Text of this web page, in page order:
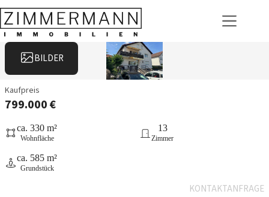
Inhalt
springen
BILDER
Kaufpreis
799.000 €
ca. 330 m²
Wohnfläche
13
Zimmer
ca. 585 m²
Grundstück
KONTAKTANFRAGE